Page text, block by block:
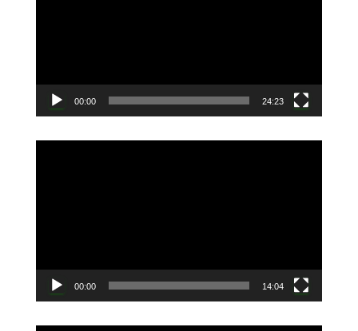
00:00 24:23
00:00 14:04